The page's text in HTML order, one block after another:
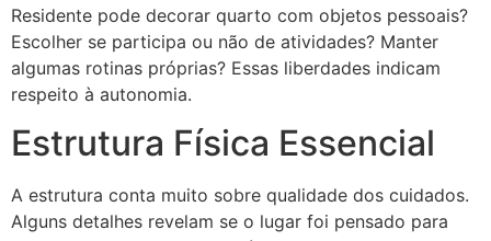
Residente pode decorar quarto com objetos pessoais?
Escolher se participa ou não de atividades? Manter
algumas rotinas próprias? Essas liberdades indicam
respeito à autonomia.
Estrutura Física Essencial
A estrutura conta muito sobre qualidade dos cuidados.
Alguns detalhes revelam se o lugar foi pensado para